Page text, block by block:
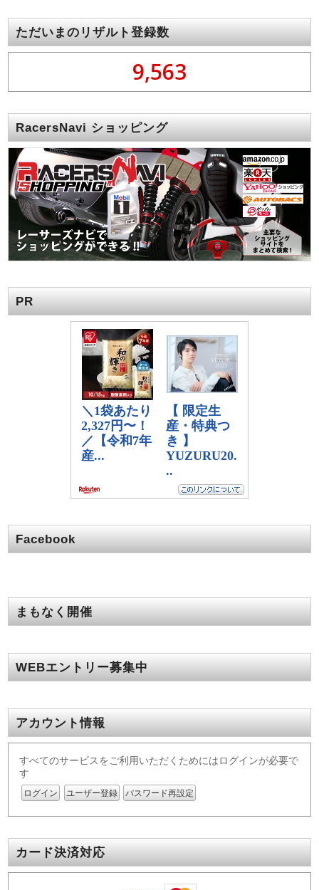
ただいまのリザルト登録数
9,563
RacersNavi ショッピング
PR
Facebook
まもなく開催
WEBエントリー募集中
アカウント情報
すべてのサービスをご利用いただくためにはログインが必要で
す
ログイン ユーザー登録 パスワード再設定
カード決済対応